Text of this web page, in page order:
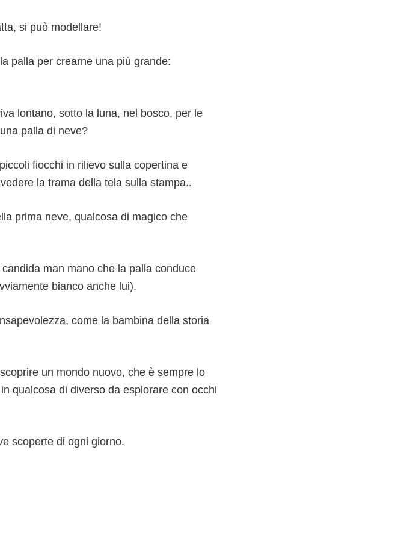
si può modellare!
palla per crearne una più grande:
lontano, sotto la luna, nel bosco, per le
palla di neve?
fiocchi in rilievo sulla copertina e
la trama della tela sulla stampa..
prima neve, qualcosa di magico che
man mano che la palla conduce
bianco anche lui).
come la bambina della storia
un mondo nuovo, che è sempre lo
qualcosa di diverso da esplorare con occhi
scoperte di ogni giorno.